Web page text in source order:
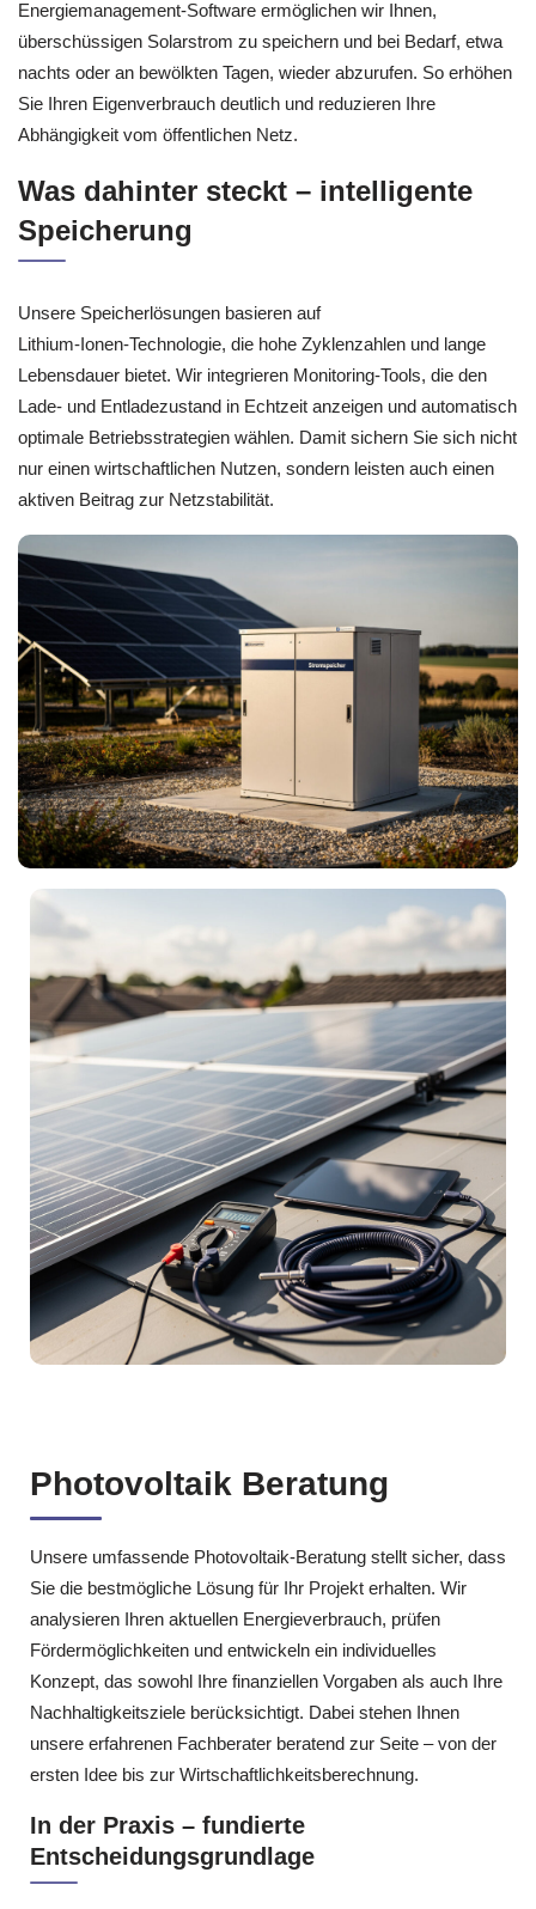
Energiemanagement‑Software ermöglichen wir Ihnen,
überschüssigen Solarstrom zu speichern und bei Bedarf, etwa
nachts oder an bewölkten Tagen, wieder abzurufen. So erhöhen
Sie Ihren Eigenverbrauch deutlich und reduzieren Ihre
Abhängigkeit vom öffentlichen Netz.
Was dahinter steckt – intelligente
Speicherung
Unsere Speicherlösungen basieren auf
Lithium‑Ionen‑Technologie, die hohe Zyklenzahlen und lange
Lebensdauer bietet. Wir integrieren Monitoring‑Tools, die den
Lade‑ und Entladezustand in Echtzeit anzeigen und automatisch
optimale Betriebsstrategien wählen. Damit sichern Sie sich nicht
nur einen wirtschaftlichen Nutzen, sondern leisten auch einen
aktiven Beitrag zur Netzstabilität.
Photovoltaik Beratung
Unsere umfassende Photovoltaik‑Beratung stellt sicher, dass
Sie die bestmögliche Lösung für Ihr Projekt erhalten. Wir
analysieren Ihren aktuellen Energieverbrauch, prüfen
Fördermöglichkeiten und entwickeln ein individuelles
Konzept, das sowohl Ihre finanziellen Vorgaben als auch Ihre
Nachhaltigkeitsziele berücksichtigt. Dabei stehen Ihnen
unsere erfahrenen Fachberater beratend zur Seite – von der
ersten Idee bis zur Wirtschaftlichkeitsberechnung.
In der Praxis – fundierte
Entscheidungsgrundlage